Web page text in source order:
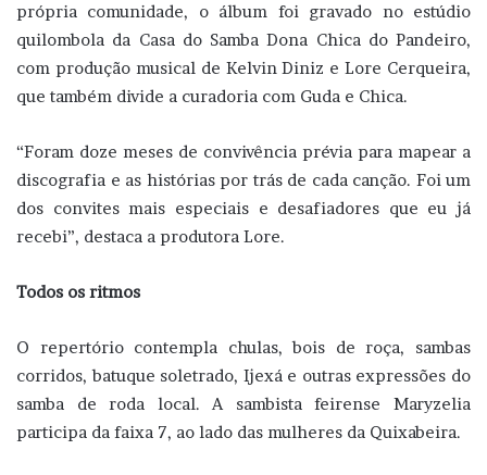
própria comunidade, o álbum foi gravado no estúdio
quilombola da Casa do Samba Dona Chica do Pandeiro,
com produção musical de Kelvin Diniz e Lore Cerqueira,
que também divide a curadoria com Guda e Chica.
“Foram doze meses de convivência prévia para mapear a
discografia e as histórias por trás de cada canção. Foi um
dos convites mais especiais e desafiadores que eu já
recebi”, destaca a produtora Lore.
Todos os ritmos
O repertório contempla chulas, bois de roça, sambas
corridos, batuque soletrado, Ijexá e outras expressões do
samba de roda local. A sambista feirense Maryzelia
participa da faixa 7, ao lado das mulheres da Quixabeira.